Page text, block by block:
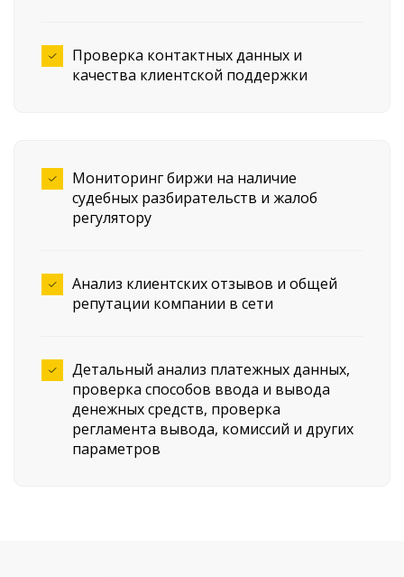
Проверка контактных данных и
качества клиентской поддержки
Мониторинг биржи на наличие
судебных разбирательств и жалоб
регулятору
Анализ клиентских отзывов и общей
репутации компании в сети
Детальный анализ платежных данных,
проверка способов ввода и вывода
денежных средств, проверка
регламента вывода, комиссий и других
параметров